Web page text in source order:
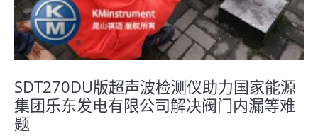
SDT270DU版超声波检测仪助力国家能源
集团乐东发电有限公司解决阀门内漏等难
题